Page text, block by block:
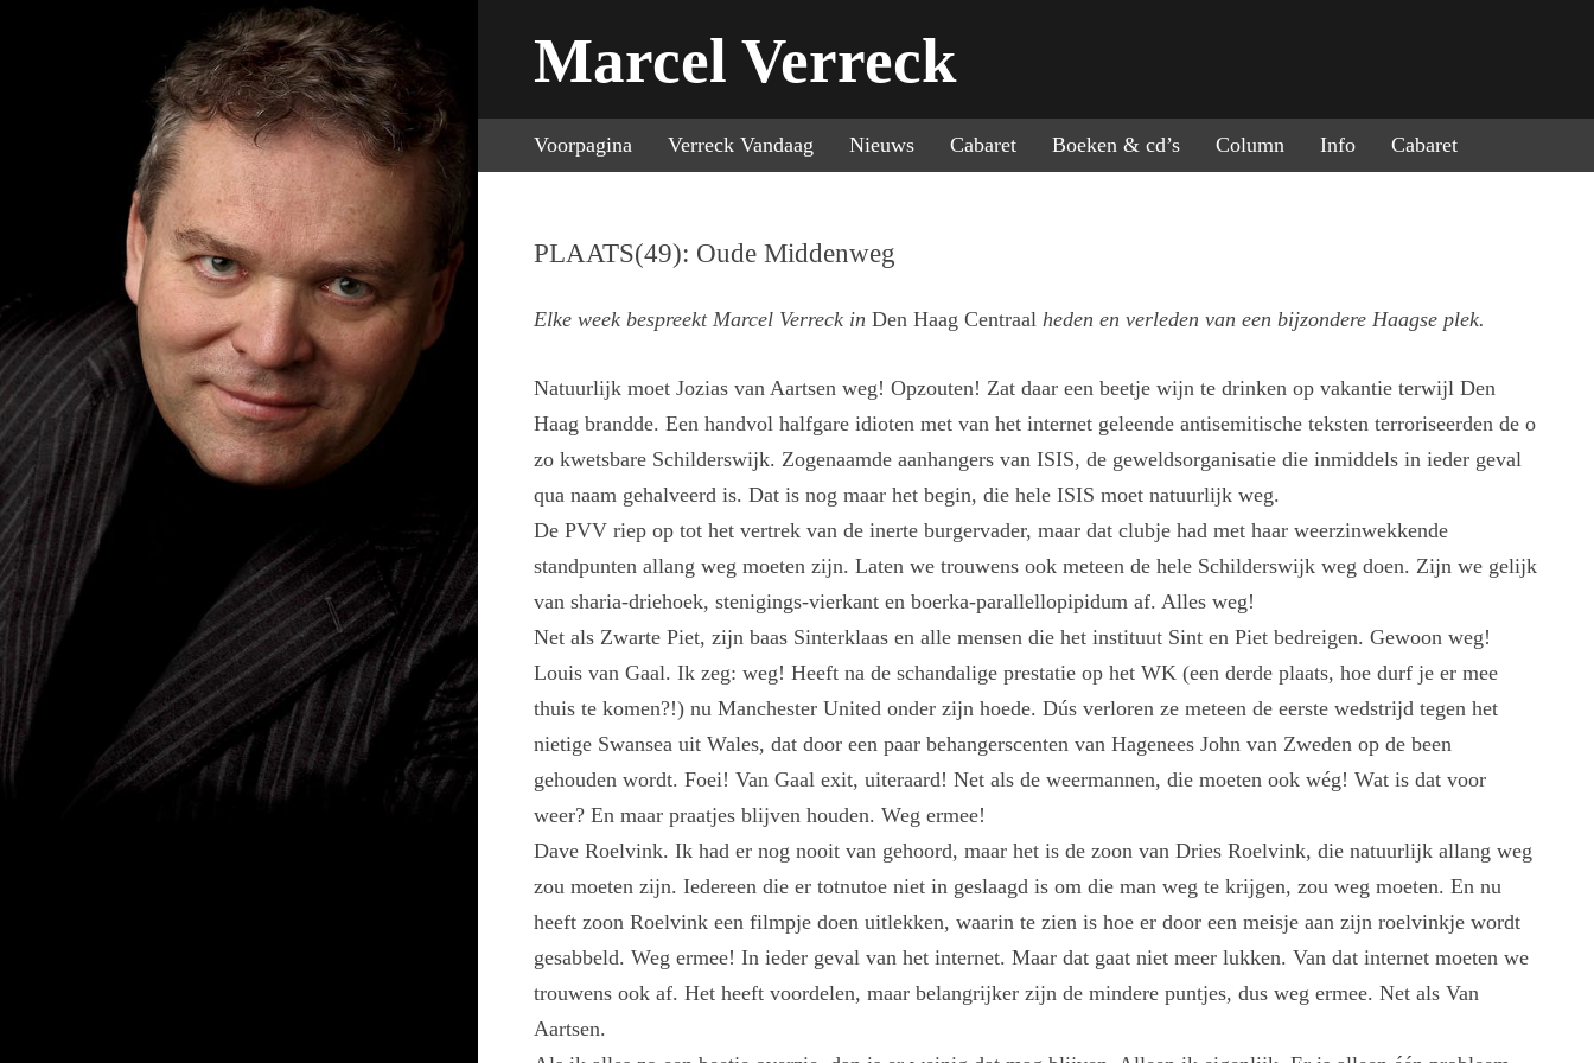
Marcel Verreck
Voorpagina Verreck Vandaag Nieuws Cabaret Boeken & cd’s Column Info Cabaret
PLAATS(49): Oude Middenweg
Elke week bespreekt Marcel Verreck in Den Haag Centraalheden en verleden van een bijzondere Haagse plek.
Natuurlijk moet Jozias van Aartsen weg! Opzouten! Zat daar een beetje wijn te drinken op vakantie terwijl Den
Haag brandde. Een handvol halfgare idioten met van het internet geleende antisemitische teksten terroriseerden de o
zo kwetsbare Schilderswijk. Zogenaamde aanhangers van ISIS, de geweldsorganisatie die inmiddels in ieder geval
qua naam gehalveerd is. Dat is nog maar het begin, die hele ISIS moet natuurlijk weg.
De PVV riep op tot het vertrek van de inerte burgervader, maar dat clubje had met haar weerzinwekkende
standpunten allang weg moeten zijn. Laten we trouwens ook meteen de hele Schilderswijk weg doen. Zijn we gelijk
van sharia-driehoek, stenigings-vierkant en boerka-parallellopipidum af. Alles weg!
Net als Zwarte Piet, zijn baas Sinterklaas en alle mensen die het instituut Sint en Piet bedreigen. Gewoon weg!
Louis van Gaal. Ik zeg: weg! Heeft na de schandalige prestatie op het WK (een derde plaats, hoe durf je er mee
thuis te komen?!) nu Manchester United onder zijn hoede. Dús verloren ze meteen de eerste wedstrijd tegen het
nietige Swansea uit Wales, dat door een paar behangerscenten van Hagenees John van Zweden op de been
gehouden wordt. Foei! Van Gaal exit, uiteraard! Net als de weermannen, die moeten ook wég! Wat is dat voor
weer? En maar praatjes blijven houden. Weg ermee!
Dave Roelvink. Ik had er nog nooit van gehoord, maar het is de zoon van Dries Roelvink, die natuurlijk allang weg
zou moeten zijn. Iedereen die er totnutoe niet in geslaagd is om die man weg te krijgen, zou weg moeten. En nu
heeft zoon Roelvink een filmpje doen uitlekken, waarin te zien is hoe er door een meisje aan zijn roelvinkje wordt
gesabbeld. Weg ermee! In ieder geval van het internet. Maar dat gaat niet meer lukken. Van dat internet moeten we
trouwens ook af. Het heeft voordelen, maar belangrijker zijn de mindere puntjes, dus weg ermee. Net als Van
Aartsen.